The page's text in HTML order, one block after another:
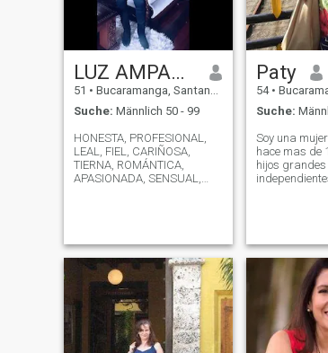
LUZ AMPARO
51 • Bucaramanga, Santander, Kolumbien
Suche: Männlich 50 - 99
HONESTA, PROFESIONAL,
LEAL, FIEL, CARIÑOSA,
TIERNA, ROMÁNTICA,
APASIONADA, SENSUAL,
Y ALGÚN DEFECTO ME
ENCONTRARÁS jeje , EN FIN,
DEBES CONOCERME!!!!!!!!!!...,.
Paty
54 • Bucaramanga,
Suche:
Soy una
hace mas de
hijos grandes
mucho la
compartir en
encantan la